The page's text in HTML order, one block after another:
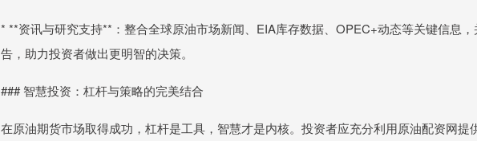
* **资讯与研究支持**：整合全球原油市场新闻、EIA库存数据、OPEC+动态等关键信息
告，助力投资者做出更明智的决策。
### 智慧投资：杠杆与策略的完美结合
在原油期货市场取得成功，杠杆是工具，智慧才是内核。投资者应充分利用原油配资网提